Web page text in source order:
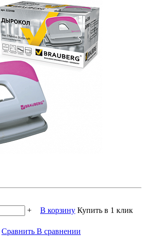
+ В корзину Купить в 1 клик
Сравнить В сравнении